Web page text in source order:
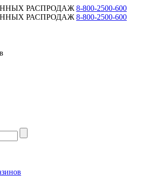
РАСПРОДАЖ 8-800-2500-600
РАСПРОДАЖ 8-800-2500-600